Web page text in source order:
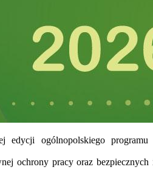
ogólnopolskiego
ochrony pracy oraz